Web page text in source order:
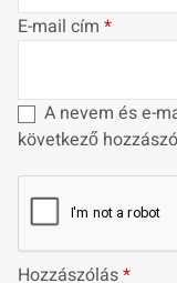
E-mail cím *
A nevem és e-
következő
Hozzászólás*